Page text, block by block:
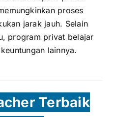
proses
jarak jauh. Selain
program privat belajar
lainnya.
Terbaik